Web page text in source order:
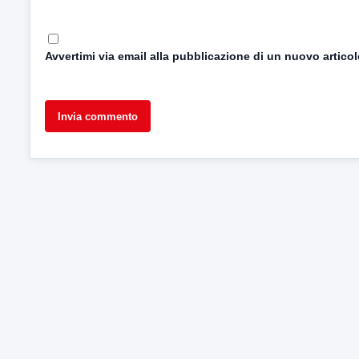
Avvertimi via email alla pubblicazione di un nuovo